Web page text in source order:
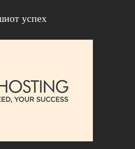
успех